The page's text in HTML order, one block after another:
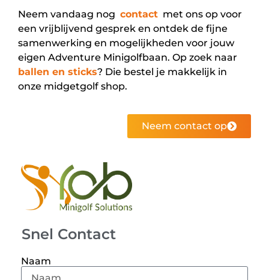
Neem vandaag nog contact met ons op voor
een vrijblijvend gesprek en ontdek de fijne
samenwerking en mogelijkheden voor jouw
eigen Adventure Minigolfbaan. Op zoek naar
ballen en sticks? Die bestel je makkelijk in
onze midgetgolf shop.
Neem contact op
Snel Contact
Naam